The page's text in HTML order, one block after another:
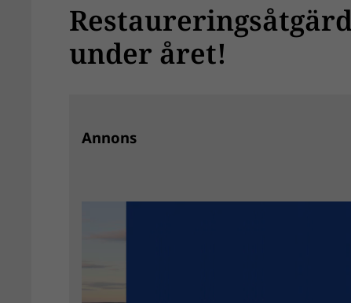
under året!
Annons